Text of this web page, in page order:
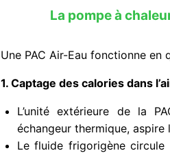
La pompe à
Une PAC Air-Eau fonctionne en
1. Captage des calories dans
L’unité extérieure de la
échangeur thermique, aspire
Le fluide frigorigène circule